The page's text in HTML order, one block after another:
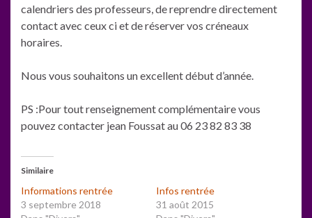
calendriers des professeurs, de reprendre directement
contact avec ceux ci et de réserver vos créneaux
horaires.
Nous vous souhaitons un excellent début d’année.
PS :Pour tout renseignement complémentaire vous
pouvez contacter jean Foussat au 06 23 82 83 38
Similaire
Informations rentrée
3 septembre 2018
Infos rentrée
31 août 2015